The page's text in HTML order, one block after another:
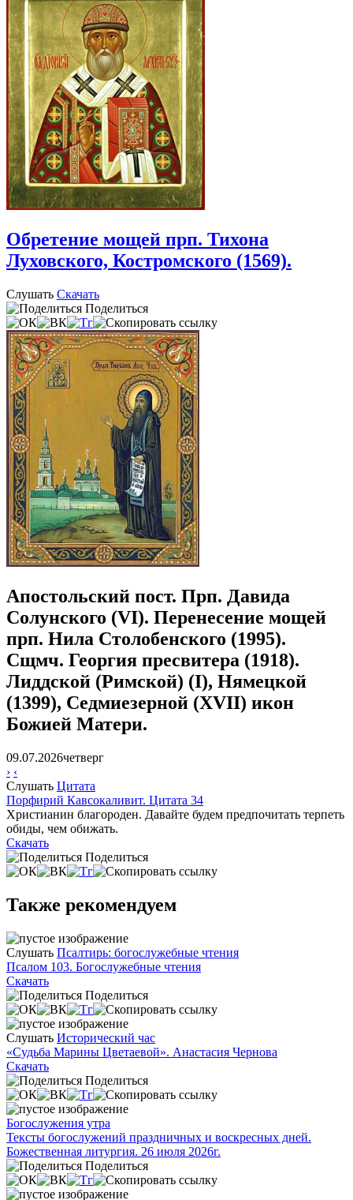
Обретение мощей прп. Тихона
Луховского, Костромского (1569).
Слушать Скачать
Поделиться
Апостольский пост. Прп. Давида
Солунского (VI). Перенесение мощей
прп. Нила Столобенского (1995).
Сщмч. Георгия пресвитера (1918).
Лиддской (Римской) (I), Нямецкой
(1399), Седмиезерной (XVII) икон
Божией Матери.
09.07.2026четверг
› ‹
Слушать Цитата
Порфирий Кавсокаливит. Цитата 34
Христианин благороден. Давайте будем предпочитать терпеть
обиды, чем обижать.
Скачать
Поделиться
Также рекомендуем
Слушать Псалтирь: богослужебные чтения
Псалом 103. Богослужебные чтения
Скачать
Поделиться
Слушать Исторический час
«Судьба Марины Цветаевой». Анастасия Чернова
Скачать
Поделиться
Богослужения утра
Тексты богослужений праздничных и воскресных дней.
Божественная литургия. 26 июля 2026г.
Поделиться